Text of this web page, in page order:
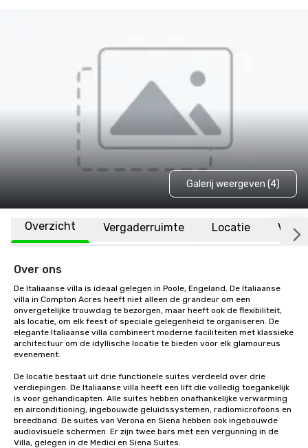
Galerij weergeven (4)
Overzicht Vergaderruimte Locatie
Over ons
De Italiaanse villa is ideaal gelegen in Poole, Engeland. De Italiaanse
villa in Compton Acres heeft niet alleen de grandeur om een
onvergetelijke trouwdag te bezorgen, maar heeft ook de flexibiliteit,
als locatie, om elk feest of speciale gelegenheid te organiseren. De
elegante Italiaanse villa combineert moderne faciliteiten met klassieke
architectuur om de idyllische locatie te bieden voor elk glamoureus
evenement.
De locatie bestaat uit drie functionele suites verdeeld over drie
verdiepingen. De Italiaanse villa heeft een lift die volledig toegankelijk
is voor gehandicapten. Alle suites hebben onafhankelijke verwarming
en airconditioning, ingebouwde geluidssystemen, radiomicrofoons en
breedband. De suites van Verona en Siena hebben ook ingebouwde
audiovisuele schermen. Er zijn twee bars met een vergunning in de
Villa, gelegen in de Medici en Siena Suites.